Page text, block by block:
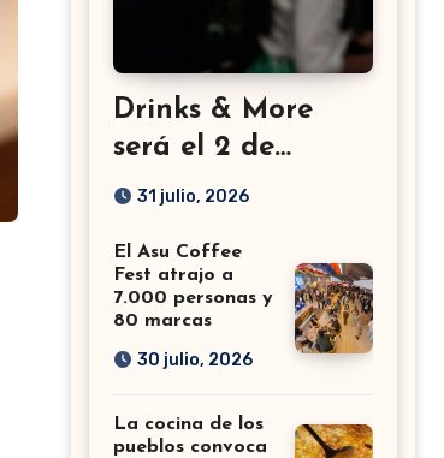
Drinks & More
será el 2 de
setiembre en el
31 julio, 2026
El Asu Coffee
Fest atrajo a
7.000 personas y
80 marcas
30 julio, 2026
La cocina de los
pueblos convoca